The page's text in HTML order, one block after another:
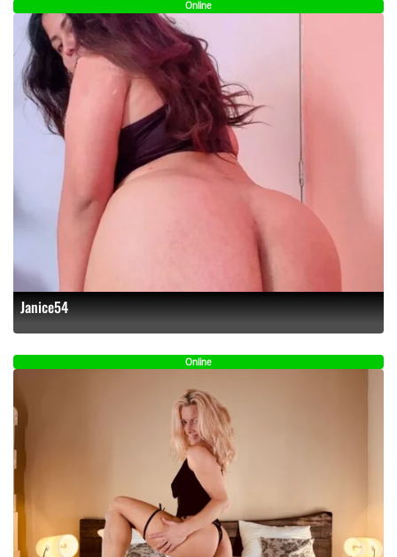
Online
Janice54
Online